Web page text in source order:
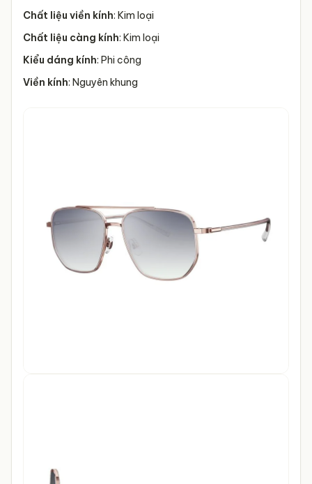
Chất liệu viền kính: Kim loại
Chất liệu càng kính: Kim loại
Kiểu dáng kính: Phi công
Viền kính: Nguyên khung